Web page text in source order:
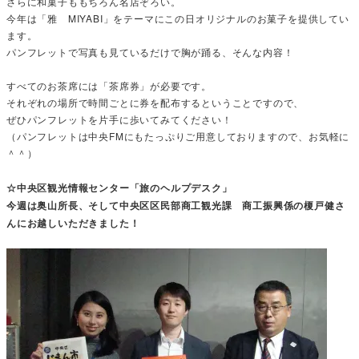
今年は「雅 MIYABI」をテーマにこの日オリジナルのお菓子を提供してい
ます。
パンフレットで写真も見ているだけで胸が踊る、そんな内容！
すべてのお茶席には「茶席券」が必要です。
それぞれの場所で時間ごとに券を配布するということですので、
ぜひパンフレットを片手に歩いてみてください！
（パンフレットは中央FMにもたっぷりご用意しておりますので、お気軽に
＾＾）
☆中央区観光情報センター「旅のヘルプデスク」
今週は奥山所長、そして中央区区民部商工観光課 商工振興係の榎戸健さ
んにお越しいただきました！